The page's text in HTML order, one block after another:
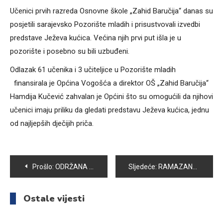
Učenici prvih razreda Osnovne škole „Zahid Baručija“ danas su
posjetili sarajevsko Pozorište mladih i prisustvovali izvedbi
predstave Ježeva kućica. Većina njih prvi put išla je u
pozorište i posebno su bili uzbuđeni.
Odlazak 61 učenika i 3 učiteljice u Pozorište mladih
finansirala je Općina Vogošća a direktor OŠ „Zahid Baručija“
Hamdija Kučević zahvalan je Općini što su omogućili da njihovi
učenici imaju priliku da gledati predstavu Ježeva kućica, jednu
od najljepših dječijih priča.
Navigacija
članaka
Prošlo: ODRŽANA 7. REDOVNA SJEDNICA OPĆINSKOG VIJEĆA VOGOŠĆA Sljedeće: RAMAZANSKE AKTIVNOSTI U OMLADINSKOM UDRUŽENJU “TEMPO”
Ostale vijesti